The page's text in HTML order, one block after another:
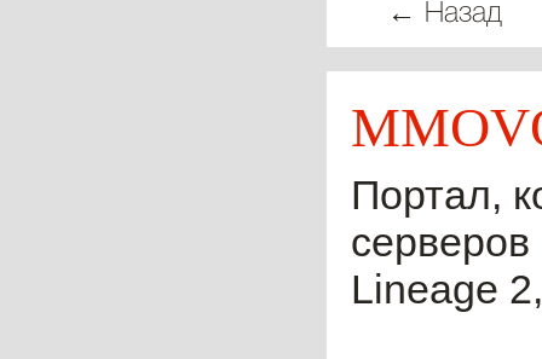
← Назад
Портал,
Lineage